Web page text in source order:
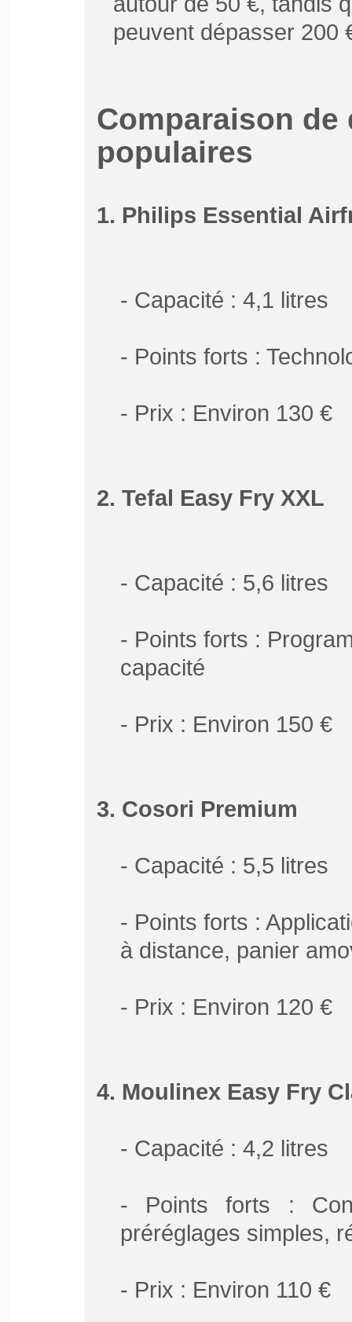
peuvent dépasser 200
Comparaison de
populaires
1. Philips Essential
- Capacité : 4,1 litres
- Points forts :
- Prix : Environ 130 €
2. Tefal Easy Fry XXL
- Capacité : 5,6 litres
- Points forts :
capacité
- Prix : Environ 150 €
3. Cosori Premium
- Capacité : 5,5 litres
- Points forts :
à distance, panier
- Prix : Environ 120 €
4. Moulinex Easy Fry
- Capacité : 4,2 litres
- Points forts :
préréglages simples,
- Prix : Environ 110 €